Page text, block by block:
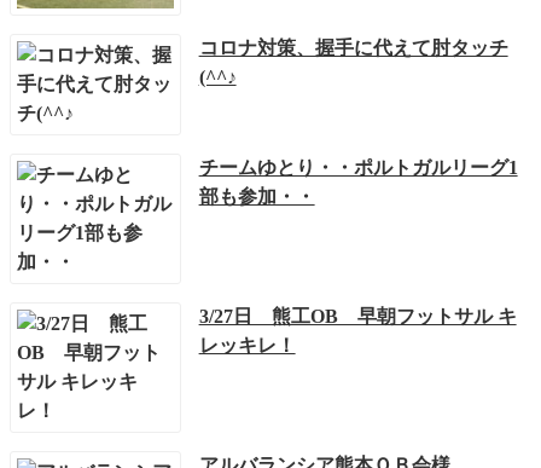
コロナ対策、握手に代えて肘タッチ
(^^♪
チームゆとり・・ポルトガルリーグ1
部も参加・・
3/27日 熊工OB 早朝フットサル キ
レッキレ！